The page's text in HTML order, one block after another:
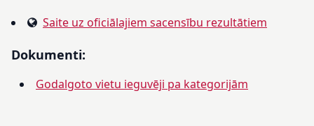
Saite uz oficiālajiem sacensību rezultātiem
Dokumenti:
Godalgoto vietu ieguvēji pa kategorijām